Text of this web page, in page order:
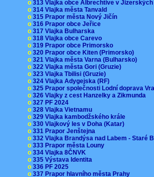
o 313 Vlajka obce Albrechtive v
o 314 Vlajka města Tanvald
o 315 Prapor města Nový Jičín
o 316 Prapor obce Jeřice
o 317 Vlajka Bulharska
o 318 Vlajka obce Carevo
o 319 Prapor obce Primorsko
o 320 Prapor obce Kiten (Primorsko)
o 321 Vlajka města Varna (Bulharsko)
o 322 Vlajka města Gori (Gruzie)
o 323 Vlajka Tbilisi (Gruzie)
o 324 Vlajka Adygejska (RF)
o 325 Prapor společnosti Lodní doprava
o 326 Vlajky z cest Hanzelky a Zikmunda
o 327 PF 2024
o 328 Vlajka Vietnamu
o 329 Vlajka kambodžského krále
o 330 Vlajkový les v Doha (Katar)
o 331 Prapor Jenštejna
o 332 Vlajka Brandýsa nad Labem - Staré
o 333 Prapor města Louny
o 334 Vlajka 8ČNVK
o 335 Výstava Identita
o 336 PF 2025
o 337 Prapor hlavního města Prahy